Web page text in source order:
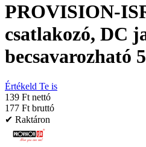
PROVISION-
csatlakozó, DC
becsavarozható
Értékeld Te is
139 Ft nettó
177 Ft bruttó
✔ Raktáron